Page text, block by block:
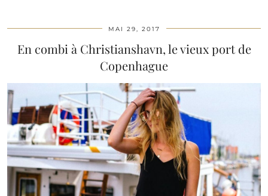
MAI 29, 2017
En combi à Christianshavn, le vieux port de
Copenhague